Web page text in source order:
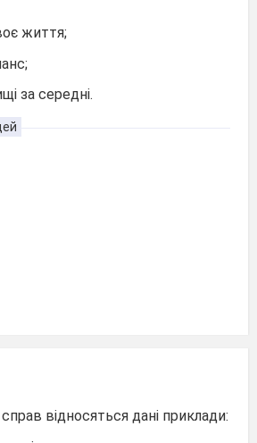
життя;
за середні.
справ відносяться дані приклади: